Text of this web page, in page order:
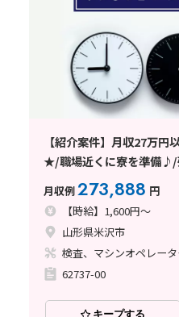
【紹介案件】月収27万円
★/職場近くに寮を準備♪/
月収例273,888 円
【時給】1,600円～
山形県米沢市
検査、マシンオペレー
62737-00
キープする